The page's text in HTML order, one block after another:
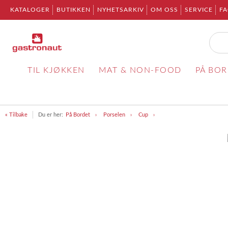
KATALOGER BUTIKKEN NYHETSARKIV OM OSS SERVICE
TIL KJØKKEN MAT & NON-FOOD PÅ
« Tilbake Du er her: På Bordet Porselen Cup